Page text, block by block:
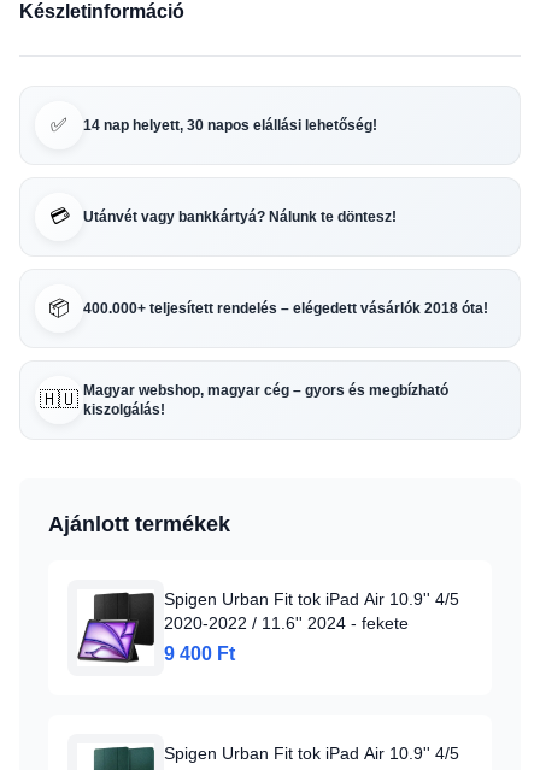
Készletinformáció
✅ 14 nap helyett, 30 napos elállási lehetőség!
💳 Utánvét vagy bankkártyá? Nálunk te döntesz!
📦 400.000+ teljesített rendelés – elégedett vásárlók 2018 óta!
🇭🇺 Magyar webshop, magyar cég – gyors és megbízható
kiszolgálás!
Ajánlott termékek
Spigen Urban Fit tok iPad Air 10.9'' 4/5
2020-2022 / 11.6'' 2024 - fekete
9 400 Ft
Spigen Urban Fit tok iPad Air 10.9'' 4/5